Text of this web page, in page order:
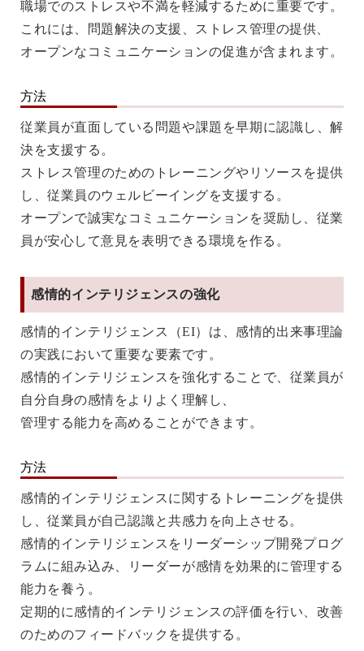
職場でのストレスや不満を軽減するために重要です。
これには、問題解決の支援、ストレス管理の提供、
オープンなコミュニケーションの促進が含まれます。
方法
従業員が直面している問題や課題を早期に認識し、解
決を支援する。
ストレス管理のためのトレーニングやリソースを提供
し、従業員のウェルビーイングを支援する。
オープンで誠実なコミュニケーションを奨励し、従業
員が安心して意見を表明できる環境を作る。
感情的インテリジェンスの強化
感情的インテリジェンス（EI）は、感情的出来事理論
の実践において重要な要素です。
感情的インテリジェンスを強化することで、従業員が
自分自身の感情をよりよく理解し、
管理する能力を高めることができます。
方法
感情的インテリジェンスに関するトレーニングを提供
し、従業員が自己認識と共感力を向上させる。
感情的インテリジェンスをリーダーシップ開発プログ
ラムに組み込み、リーダーが感情を効果的に管理する
能力を養う。
定期的に感情的インテリジェンスの評価を行い、改善
のためのフィードバックを提供する。